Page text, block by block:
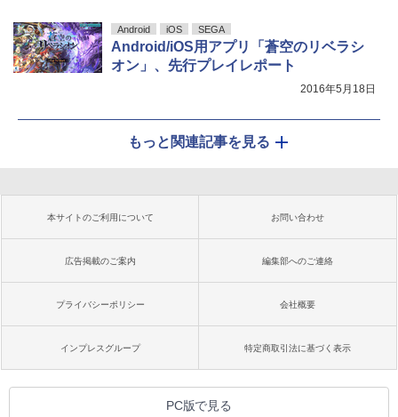
Android iOS SEGA
Android/iOS用アプリ「蒼空のリベラシ
オン」、先行プレイレポート
2016年5月18日
もっと関連記事を見る
本サイトのご利用について お問い合わせ
広告掲載のご案内 編集部へのご連絡
プライバシーポリシー 会社概要
インプレスグループ 特定商取引法に基づく表示
PC版で見る